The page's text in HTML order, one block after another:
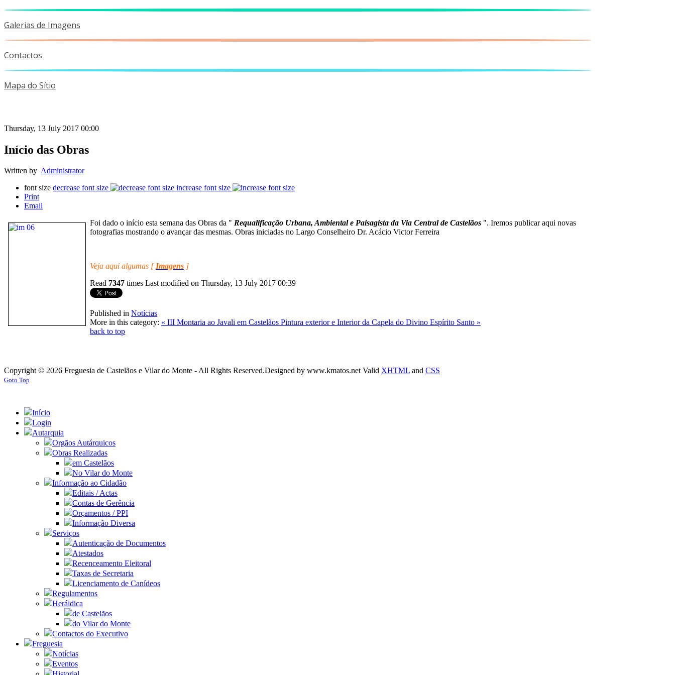
Galerias de Imagens
Contactos
Mapa do Sítio
Thursday, 13 July 2017 00:00
Início das Obras
Written by Administrator
font size decrease font size
increase font size
Print
Email
Foi dado o início esta semana das Obras da " Requalificação Urbana, Ambiental e Paisagista da Via Central de Castelãos ". Iremos publicar aqui novas
fotografias mostrando o avançar das mesmas. Obras iniciadas no Largo Conselheiro Dr. Acácio Victor Ferreira
Veja aqui algumas [Imagens ]
Read 7347 times Last modified on Thursday, 13 July 2017 00:39
Published in Notícias
More in this category: « III Montaria ao Javali em Castelãos Pintura exterior e Interior da Capela do Divino Espírito Santo »
back to top
Copyright © 2026 Freguesia de Castelãos e Vilar do Monte - All Rights Reserved.Designed by www.kmatos.netValid XHTML and CSS
Goto Top
Início
Login
Autarquia
Orgãos Autárquicos
Obras Realizadas
em Castelãos
No Vilar do Monte
Informação ao Cidadão
Editais / Actas
Contas de Gerência
Orçamentos / PPI
Informação Diversa
Serviços
Autenticação de Documentos
Atestados
Recenceamento Eleitoral
Taxas de Secretaria
Licenciamento de Canídeos
Regulamentos
Heráldica
de Castelãos
do Vilar do Monte
Contactos do Executivo
Freguesia
Notícias
Eventos